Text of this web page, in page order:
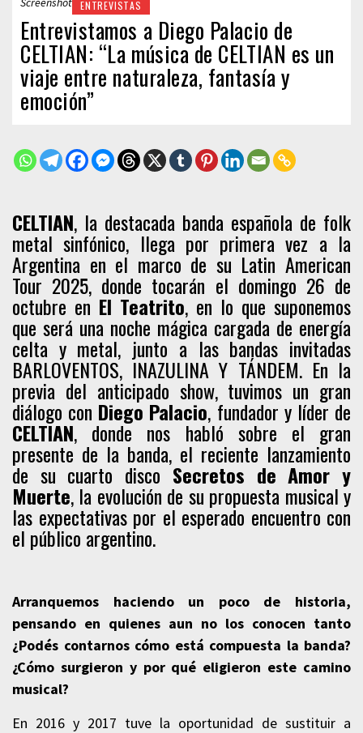
ENTREVISTAS
Entrevistamos a Diego Palacio de
CELTIAN: “La música de CELTIAN es un
viaje entre naturaleza, fantasía y
emoción”
CELTIAN, la destacada banda española de folk
metal sinfónico, llega por primera vez a la
Argentina en el marco de su Latin American
Tour 2025, donde tocarán el domingo 26 de
octubre en El Teatrito, en lo que suponemos
que será una noche mágica cargada de energía
celta y metal, junto a las bandas invitadas
BARLOVENTOS, INAZULINA Y TÁNDEM. En la
previa del anticipado show, tuvimos un gran
diálogo con Diego Palacio, fundador y líder de
CELTIAN, donde nos habló sobre el gran
presente de la banda, el reciente lanzamiento
de su cuarto discoSecretos de Amor y
Muerte, la evolución de su propuesta musical y
las expectativas por el esperado encuentro con
el público argentino.
Arranquemos haciendo un poco de historia,
pensando en quienes aun no los conocen tanto
¿Podés contarnos cómo está compuesta la banda?
¿Cómo surgieron y por qué eligieron este camino
musical?
En 2016 y 2017 tuve la oportunidad de sustituir a